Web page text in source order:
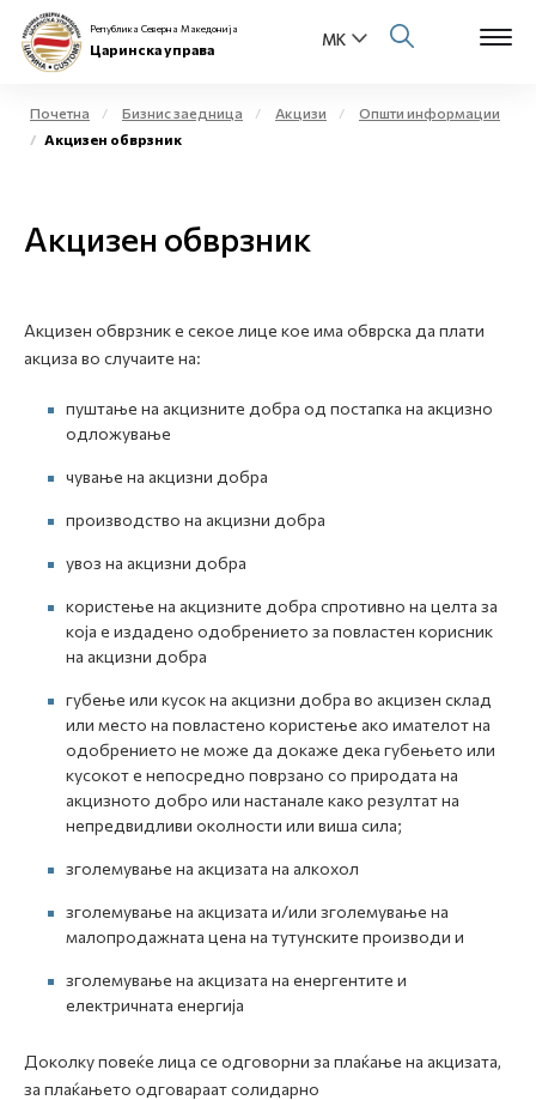
Физички лица
Open
Е-Царина
Медиа центар
Контакт
Е-Весник
Република Северна Македонија
Царинска управа
Почетна Бизнис заедница Акцизи
Општи информации
Акцизен обврзник
Акцизен обврзник
Акцизен обврзник е секое лице кое има обврска да плати
акциза во случаите на:
пуштање на акцизните добра од постапка на акцизно
одложување
чување на акцизни добра
производство на акцизни добра
увоз на акцизни добра
користење на акцизните добра спротивно на целта за
која е издадено одобрението за повластен корисник
на акцизни добра
губење или кусок на акцизни добра во акцизен склад
или место на повластено користење ако имателот на
одобрението не може да докаже дека губењето или
кусокот е непосредно поврзано со природата на
акцизното добро или настанале како резултат на
непредвидливи околности или виша сила;
зголемување на акцизата на алкохол
зголемување на акцизата и/или зголемување на
малопродажната цена на тутунските производи и
зголемување на акцизата на енергентите и
електричната енергија
Доколку повеќе лица се одговорни за плаќање на акцизата,
за плаќањето одговараат солидарно